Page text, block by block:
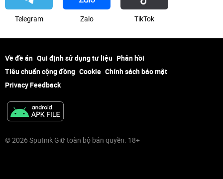
Telegram Zalo ТikТоk
Về đề án Qui định sử dụng tư liệu Phản hồi
Tiêu chuẩn cộng đồng Cookie Chính sách bảo mật
Privacy Feedback
© 2026 Sputnik Giữ toàn bộ bản quyền. 18+